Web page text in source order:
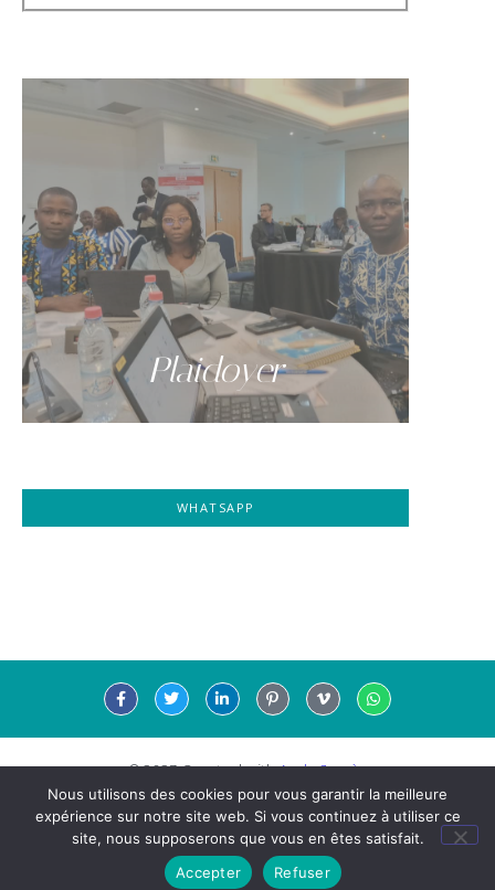
Plaidoyer
WHATSAPP
© 2023 Created withAude Jaurès
Mentions légale
Nous utilisons des cookies pour vous garantir la meilleure
expérience sur notre site web. Si vous continuez à utiliser ce
site, nous supposerons que vous en êtes satisfait.
Accepter
Refuser